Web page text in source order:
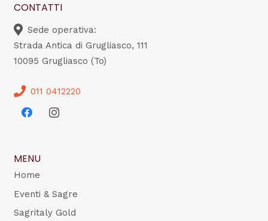
CONTATTI
Sede operativa:
Strada Antica di Grugliasco, 111
10095 Grugliasco (To)
011 0412220
MENU
Home
Eventi & Sagre
Sagritaly Gold